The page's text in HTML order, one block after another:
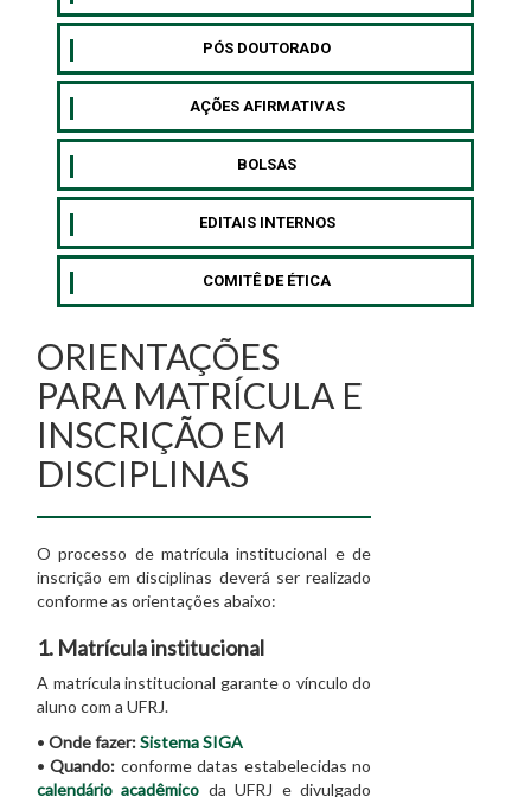
⁠PÓS DOUTORADO
AÇÕES AFIRMATIVAS
BOLSAS
EDITAIS INTERNOS
COMITÊ DE ÉTICA
ORIENTAÇÕES
PARA MATRÍCULA E
INSCRIÇÃO EM
DISCIPLINAS
O processo de matrícula institucional e de
inscrição em disciplinas deverá ser realizado
conforme as orientações abaixo:
1. Matrícula institucional
A matrícula institucional garante o vínculo do
aluno com a UFRJ.
• Onde fazer:Sistema SIGA
•Quando: conforme datas estabelecidas no
calendário acadêmico da UFRJ e divulgado